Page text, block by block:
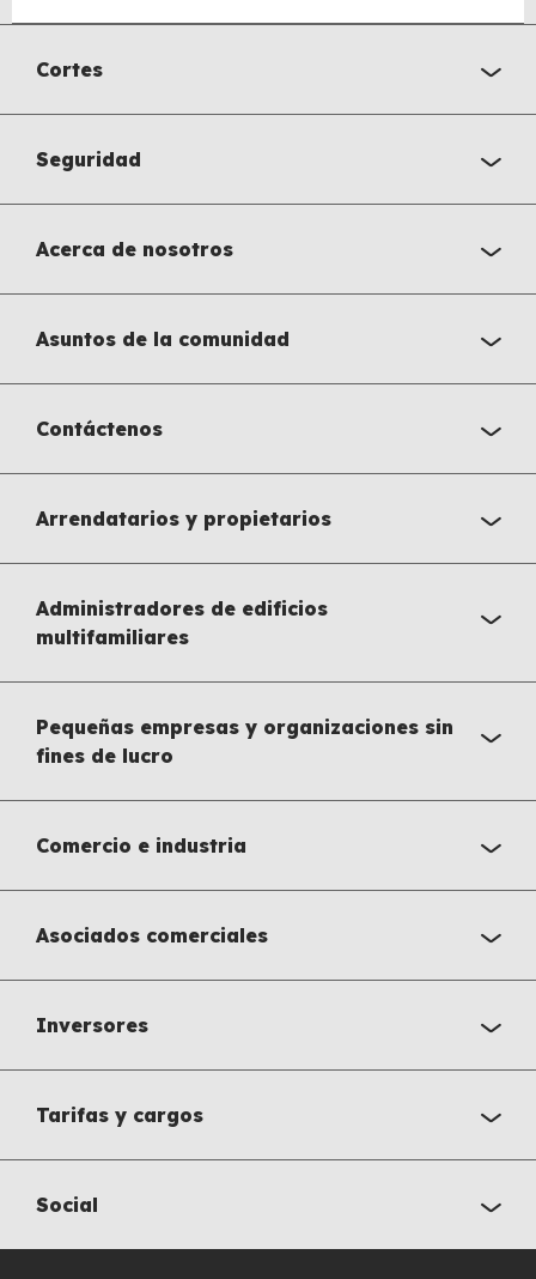
Cortes
Seguridad
Acerca de nosotros
Asuntos de la comunidad
Contáctenos
Arrendatarios y propietarios
Administradores de edificios
multifamiliares
Pequeñas empresas y organizaciones sin
fines de lucro
Comercio e industria
Asociados comerciales
Inversores
Tarifas y cargos
Social